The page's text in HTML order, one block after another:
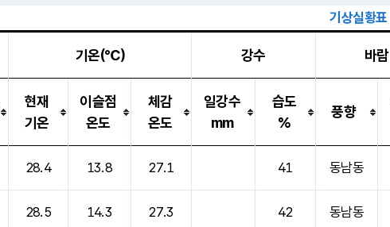
기상실황표
기온(℃) 강수 바람
현재
기온
이슬점
온도
체감
온도
일강수
mm
습도
%
풍향
28.4 13.8 27.1 41 동남동
28.5 14.3 27.3 42 동남동